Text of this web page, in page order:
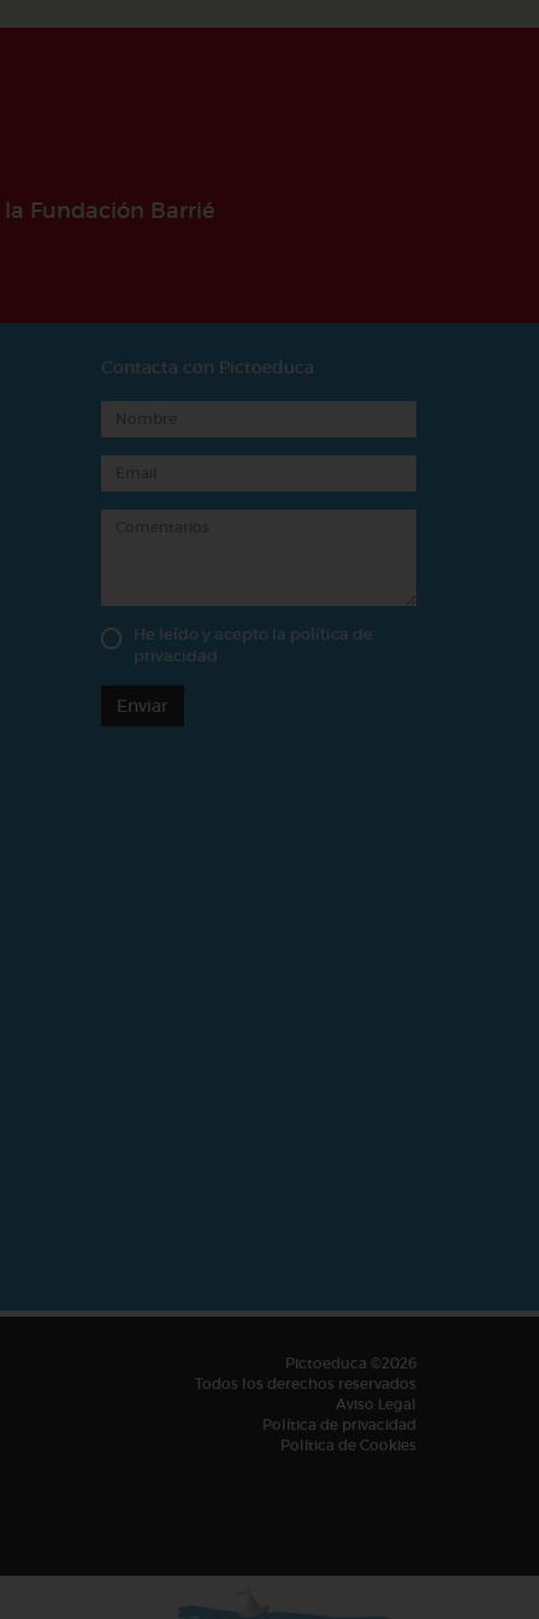
Fundación Barrié
Contacta con Pictoeduca
He leído y acepto la política de
privacidad
Enviar
Pictoeduca ©2026
Todos los derechos reservados
Aviso Legal
Política de privacidad
Política de Cookies